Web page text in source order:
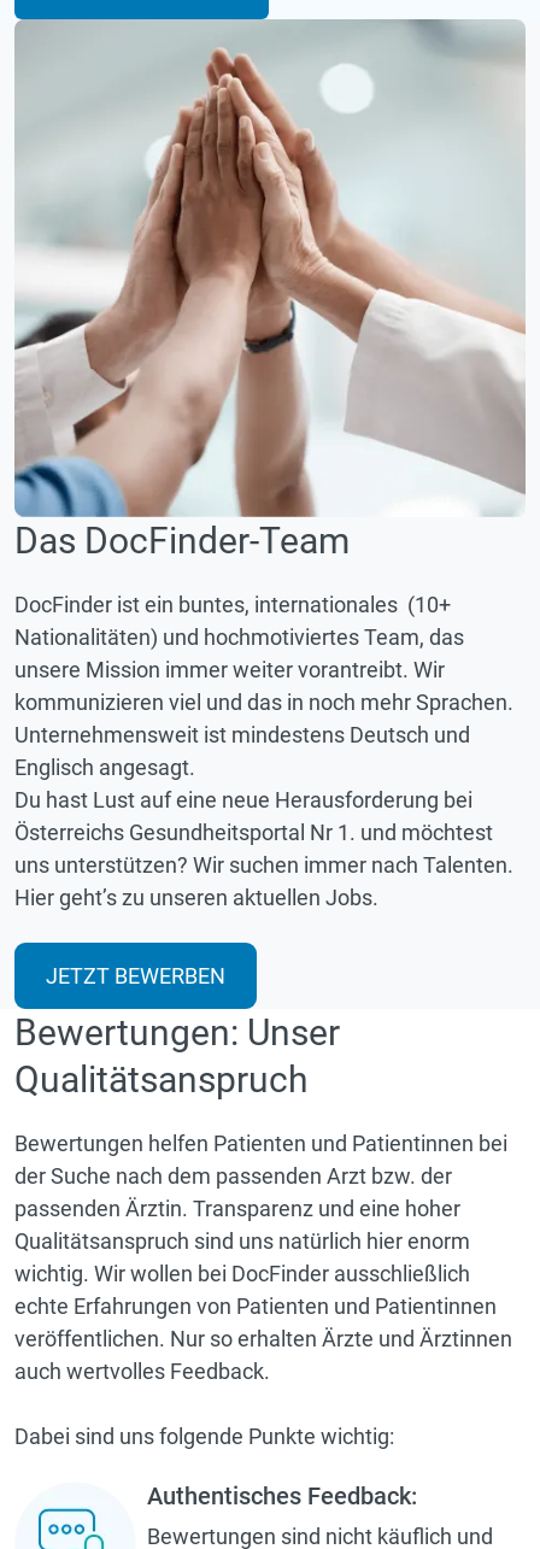
Das DocFinder-Team
DocFinder ist ein buntes, internationales (10+
Nationalitäten) und hochmotiviertes Team, das
unsere Mission immer weiter vorantreibt. Wir
kommunizieren viel und das in noch mehr Sprachen.
Unternehmensweit ist mindestens Deutsch und
Englisch angesagt.
Du hast Lust auf eine neue Herausforderung bei
Österreichs Gesundheitsportal Nr 1. und möchtest
uns unterstützen? Wir suchen immer nach Talenten.
Hier geht’s zu unseren aktuellen Jobs.
JETZT BEWERBEN
Bewertungen: Unser
Qualitätsanspruch
Bewertungen helfen Patienten und Patientinnen bei
der Suche nach dem passenden Arzt bzw. der
passenden Ärztin. Transparenz und eine hoher
Qualitätsanspruch sind uns natürlich hier enorm
wichtig. Wir wollen bei DocFinder ausschließlich
echte Erfahrungen von Patienten und Patientinnen
veröffentlichen. Nur so erhalten Ärzte und Ärztinnen
auch wertvolles Feedback.
Dabei sind uns folgende Punkte wichtig:
Authentisches Feedback:
Bewertungen sind nicht käuflich und